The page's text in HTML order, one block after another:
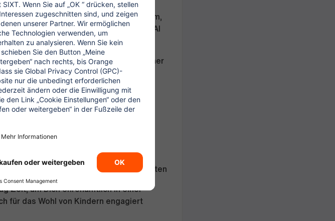
unserer eigenen AI Plattform,
AI Tools. Wir geben Dir den Freiraum,
how kontinuierlich auszubauen und AI
mit mehr Impact zu arbeiten
Zuschuss als Beitrag zu Deiner
und unterstützen Dich bei
abgesichert bist
Bereich oder dem SIXT-Chor und
hybrides Arbeitsmodell mit flexiblen Zeiten
Zeit, um Dich ehrenamtlich in einer
für das Wohl von Kindern engagiert